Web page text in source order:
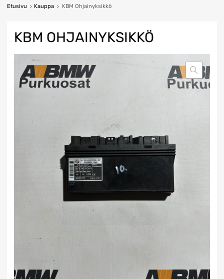
Etusivu Kauppa KBM Ohjainyksikkö
KBM OHJAINYKSIKKÖ